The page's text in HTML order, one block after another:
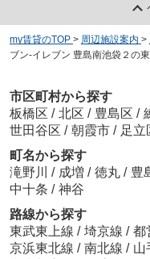
my賃貸のTOP > 周辺施設案内 >
ブン‐イレブン 豊島南池袋２の
市区町村から探す
板橋区 / 北区 / 豊島区 /
世田谷区 / 朝霞市 / 足立
町名から探す
滝野川 / 成増 / 徳丸 / 豊
中十条 / 神谷
路線から探す
東武東上線 / 埼京線 / 都
京浜東北線 / 南北線 / 山